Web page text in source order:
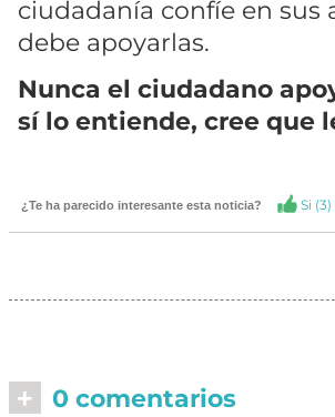
ciudadanía confíe en sus
debe apoyarlas.
Nunca el ciudadano
sí lo entiende, cree que
¿Te ha parecido interesante esta noticia? Si (3)
+ 0 comentarios